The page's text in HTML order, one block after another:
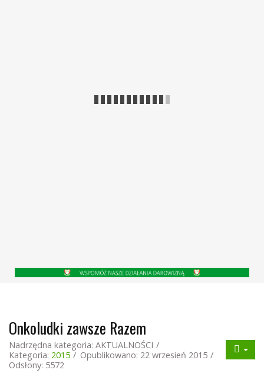
Onkoludki zawsze Razem
Nadrzędna kategoria: AKTUALNOŚCI
Kategoria: 2015
Opublikowano: 22 wrzesień 2015
Odsłony: 5572